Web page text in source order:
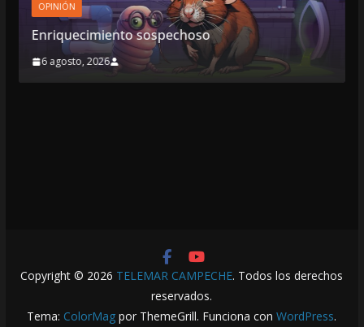
OPINIÓN
SE DERRUMBA EL MITO
7 agosto, 2026
Copyright © 2026 TELEMAR CAMPECHE. Todos los derechos
reservados.
Tema: ColorMag por ThemeGrill. Funciona conWordPress.